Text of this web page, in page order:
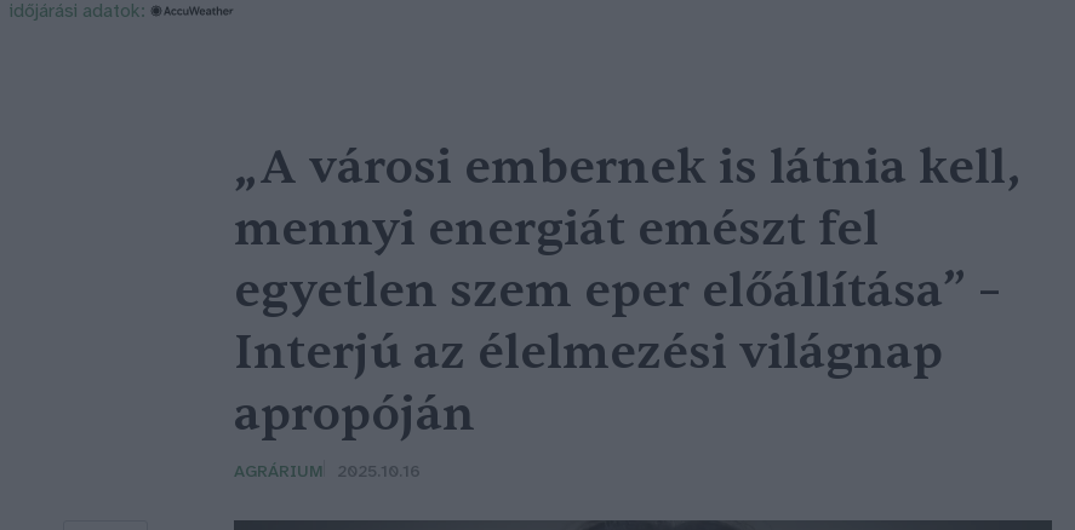
időjárási adatok:
„A városi embernek is látnia kell,
mennyi energiát emészt fel
egyetlen szem eper előállítása” –
Interjú az élelmezési világnap
apropóján
AGRÁRIUM 2025.10.16